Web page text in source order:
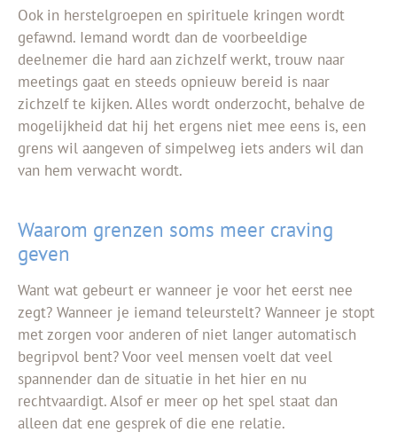
Ook in herstelgroepen en spirituele kringen wordt
gefawnd. Iemand wordt dan de voorbeeldige
deelnemer die hard aan zichzelf werkt, trouw naar
meetings gaat en steeds opnieuw bereid is naar
zichzelf te kijken. Alles wordt onderzocht, behalve de
mogelijkheid dat hij het ergens niet mee eens is, een
grens wil aangeven of simpelweg iets anders wil dan
van hem verwacht wordt.
Waarom grenzen soms meer craving
geven
Want wat gebeurt er wanneer je voor het eerst nee
zegt? Wanneer je iemand teleurstelt? Wanneer je stopt
met zorgen voor anderen of niet langer automatisch
begripvol bent? Voor veel mensen voelt dat veel
spannender dan de situatie in het hier en nu
rechtvaardigt. Alsof er meer op het spel staat dan
alleen dat ene gesprek of die ene relatie.